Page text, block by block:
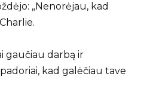
„Nenorėjau, kad
gaučiau darbą ir
kad galėčiau tave